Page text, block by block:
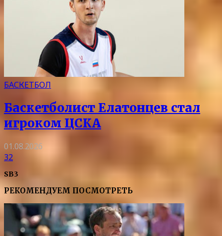
БАСКЕТБОЛ
Баскетболист Елатонцев стал
игроком ЦСКА
01.08.2026
32
SB3
РЕКОМЕНДУЕМ ПОСМОТРЕТЬ